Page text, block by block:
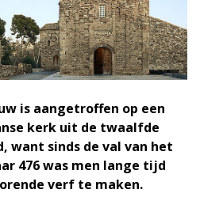
is aangetroffen op een
kerk uit de twaalfde
want sinds de val van het
476 was men lange tijd
verf te maken.